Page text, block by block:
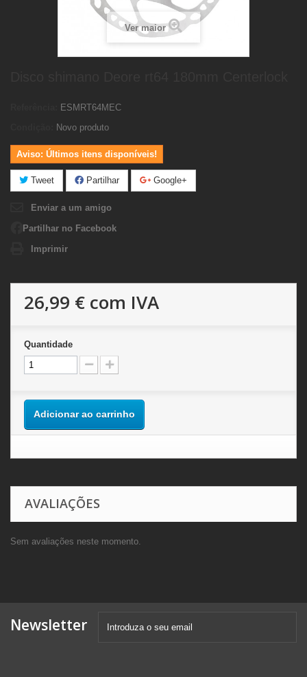
Ver maior
ESMRT64MEC
Novo produto
Aviso: Últimos itens disponíveis!
Tweet Partilhar Google+
Enviar a um amigo
Partilhar no Facebook
Imprimir
26,99 € com IVA
Quantidade
Adicionar ao carrinho
AVALIAÇÕES
Sem avaliações neste momento.
Newsletter